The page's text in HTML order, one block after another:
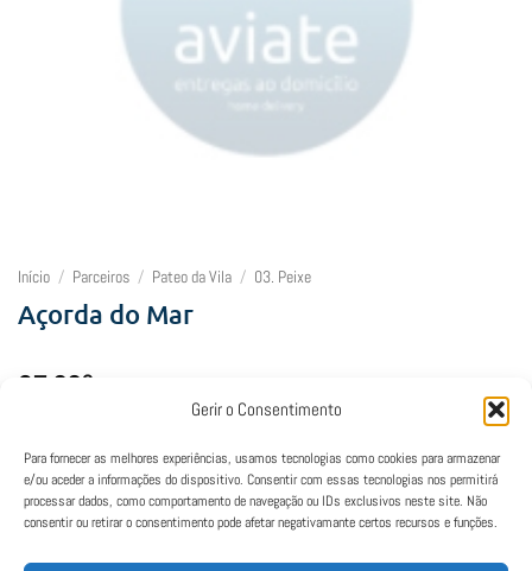
Gerir o Consentimento
Para fornecer as melhores experiências, usamos tecnologias como cookies para armazenar
e/ou aceder a informações do dispositivo. Consentir com essas tecnologias nos permitirá
processar dados, como comportamento de navegação ou IDs exclusivos neste site. Não
consentir ou retirar o consentimento pode afetar negativamante certos recursos e funções.
Início / Parceiros / Pateo da Vila / 03. Peixe
Açorda do Mar
27,30€